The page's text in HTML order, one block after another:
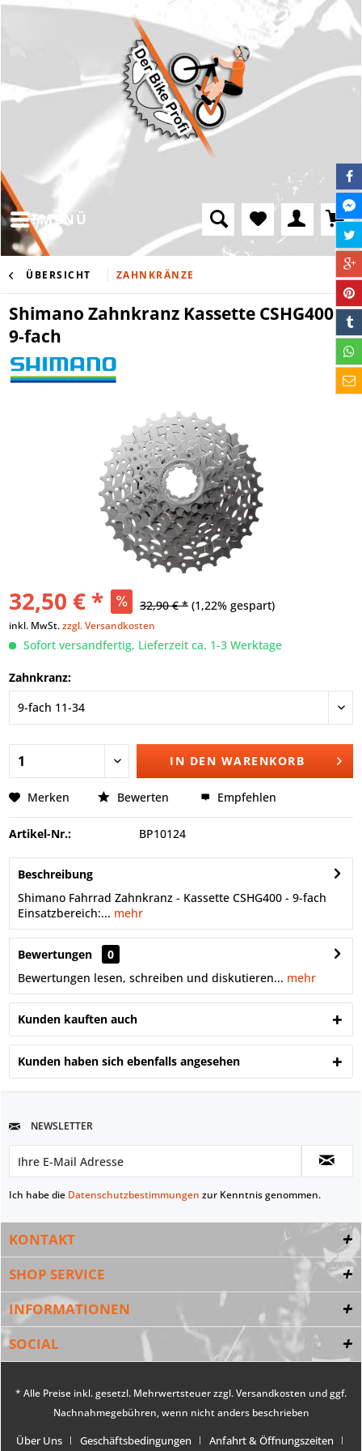
MENÜ
ÜBERSICHT ZAHNKRÄNZE
Shimano Zahnkranz Kassette CSHG400 -
9-fach
32,50 € * 32,90 € * (1,22% gespart)
inkl. MwSt.zzgl. Versandkosten
Sofort versandfertig, Lieferzeit ca. 1-3 Werktage
Zahnkranz:
IN DEN WARENKORB
Merken Bewerten Empfehlen
Artikel-Nr.: BP10124
Beschreibung
Shimano Fahrrad Zahnkranz - Kassette CSHG400 - 9-fach
Einsatzbereich:... mehr
Bewertungen
0
Bewertungen lesen, schreiben und diskutieren... mehr
Kunden kauften auch
Kunden haben sich ebenfalls angesehen
NEWSLETTER
Ich habe die Datenschutzbestimmungen zur Kenntnis genommen.
KONTAKT
SHOP SERVICE
INFORMATIONEN
SOCIAL
* Alle Preise inkl. gesetzl. Mehrwertsteuer zzgl.Versandkosten und ggf.
Nachnahmegebühren, wenn nicht anders beschrieben
Über Uns Geschäftsbedingungen Anfahrt & Öffnungszeiten